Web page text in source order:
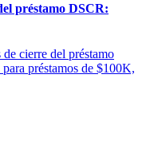
préstamo DSCR:
cierre del préstamo
préstamos de $100K,